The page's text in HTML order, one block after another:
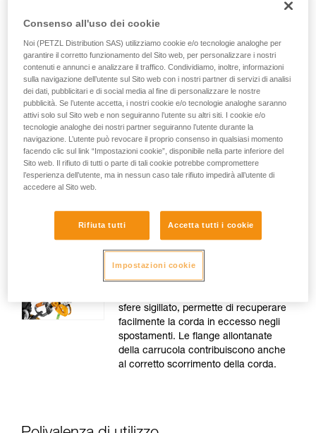
Per spostamenti efficaci
Recupero della corda fluido e
preciso
La leva di sbloccaggio, montata su
molla, garantisce una grande
precisione negli spostamenti. La
regolazione della pressione su questa
Facilità di recuperare la corda
sfere sigillato, permette di recuperare
facilmente la corda in eccesso negli
spostamenti. Le flange allontanate
della carrucola contribuiscono anche
al corretto scorrimento della corda.
Consenso all'uso dei cookie
Noi (PETZL Distribution SAS) utilizziamo cookie e/o tecnologie analoghe per
garantire il corretto funzionamento del Sito web, per personalizzare i nostri
contenuti e annunci e analizzare il traffico. Condividiamo, inoltre, informazioni
sulla navigazione dell’utente sul Sito web con i nostri partner di servizi di analisi
dei dati, pubblicitari e di social media al fine di personalizzare le nostre
pubblicità. Se l’utente accetta, i nostri cookie e/o tecnologie analoghe saranno
attivi solo sul Sito web e non seguiranno l’utente su altri siti. I cookie e/o
tecnologie analoghe dei nostri partner seguiranno l’utente durante la
navigazione. L’utente può revocare il proprio consenso in qualsiasi momento
facendo clic sul link “Impostazioni cookie”, disponibile nella parte inferiore del
Sito web. Il rifiuto di tutti o parte di tali cookie potrebbe compromettere
l’esperienza dell’utente, ma in nessun caso tale rifiuto impedirà all’utente di
accedere al Sito web.
Rifiuta tutti Accetta tutti i cookie
Impostazioni cookie